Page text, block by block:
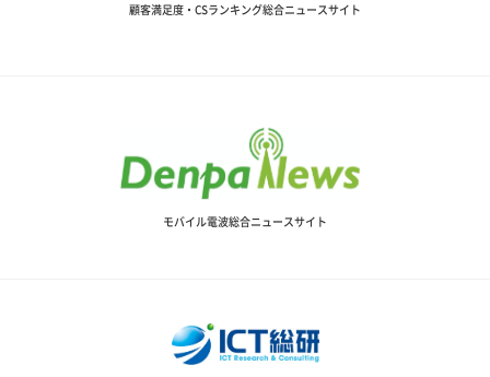
顧客満足度・CSランキング総合ニュースサイト
モバイル電波総合ニュースサイト